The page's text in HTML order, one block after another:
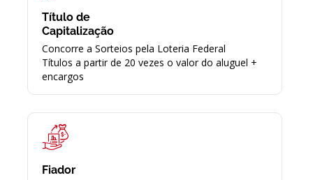
Título de
Capitalização
Concorre a Sorteios pela Loteria Federal
Títulos a partir de 20 vezes o valor do aluguel +
encargos
Fiador